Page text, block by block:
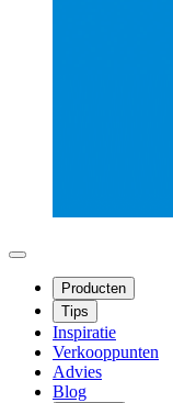
Producten
Tips
Inspiratie
Verkooppunten
Advies
Blog